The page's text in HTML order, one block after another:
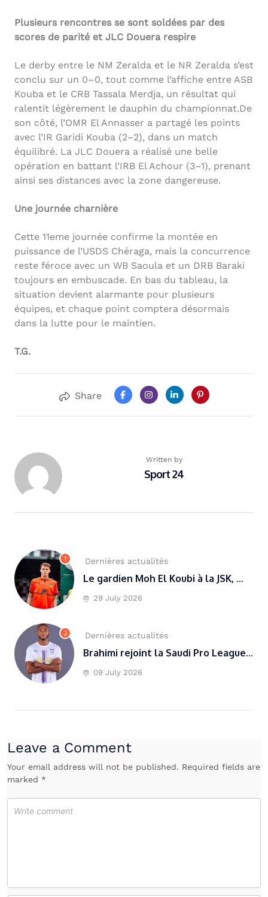
Plusieurs rencontres se sont soldées par des
scores de parité et JLC Douera respire
Le derby entre le NM Zeralda et le NR Zeralda s’est
conclu sur un 0–0, tout comme l’affiche entre ASB
Kouba et le CRB Tassala Merdja, un résultat qui
ralentit légèrement le dauphin du championnat.De
son côté, l’OMR El Annasser a partagé les points
avec l’IR Garidi Kouba (2–2), dans un match
équilibré. La JLC Douera a réalisé une belle
opération en battant l’IRB El Achour (3–1), prenant
ainsi ses distances avec la zone dangereuse.
Une journée charnière
Cette 11eme journée confirme la montée en
puissance de l’USDS Chéraga, mais la concurrence
reste féroce avec un WB Saoula et un DRB Baraki
toujours en embuscade. En bas du tableau, la
situation devient alarmante pour plusieurs
équipes, et chaque point comptera désormais
dans la lutte pour le maintien.
T.G.
Share
Written by
Sport 24
1 Dernières actualités
Le gardien Moh El Koubi à la JSK, ...
29 July 2026
2 Dernières actualités
Brahimi rejoint la Saudi Pro League...
09 July 2026
Leave a Comment
Your email address will not be published. Required fields are
marked *